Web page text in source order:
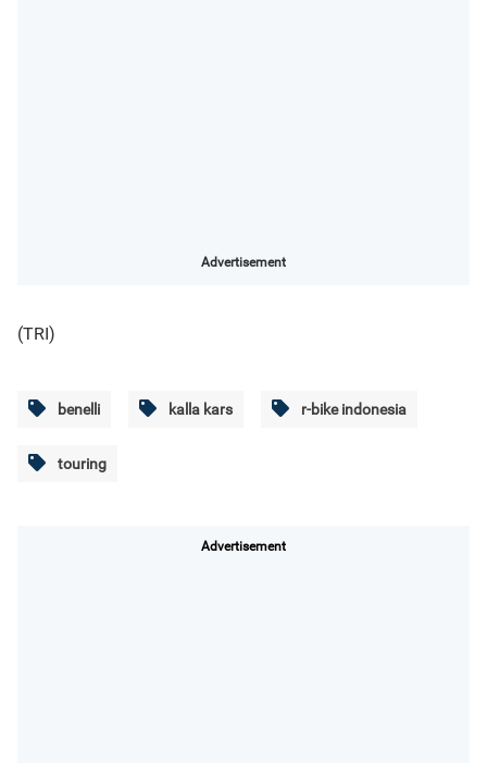
Advertisement
(TRI)
benelli kalla kars r-bike indonesia
touring
Advertisement